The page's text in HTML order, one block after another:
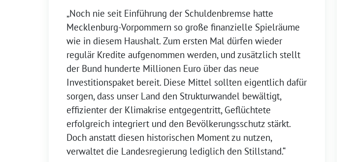
„Noch nie seit Einführung der Schuldenbremse hatte
Mecklenburg-Vorpommern so große finanzielle Spielräume
wie in diesem Haushalt. Zum ersten Mal dürfen wieder
regulär Kredite aufgenommen werden, und zusätzlich stellt
der Bund hunderte Millionen Euro über das neue
Investitionspaket bereit. Diese Mittel sollten eigentlich dafür
sorgen, dass unser Land den Strukturwandel bewältigt,
effizienter der Klimakrise entgegentritt, Geflüchtete
erfolgreich integriert und den Bevölkerungsschutz stärkt.
Doch anstatt diesen historischen Moment zu nutzen,
verwaltet die Landesregierung lediglich den Stillstand.“